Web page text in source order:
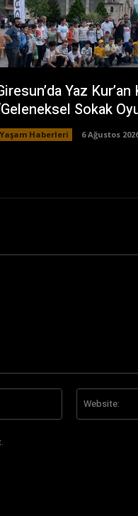
Yaz Kur’an
Sokak
Yaşam Haberleri 6 Ağustos
Posta:*